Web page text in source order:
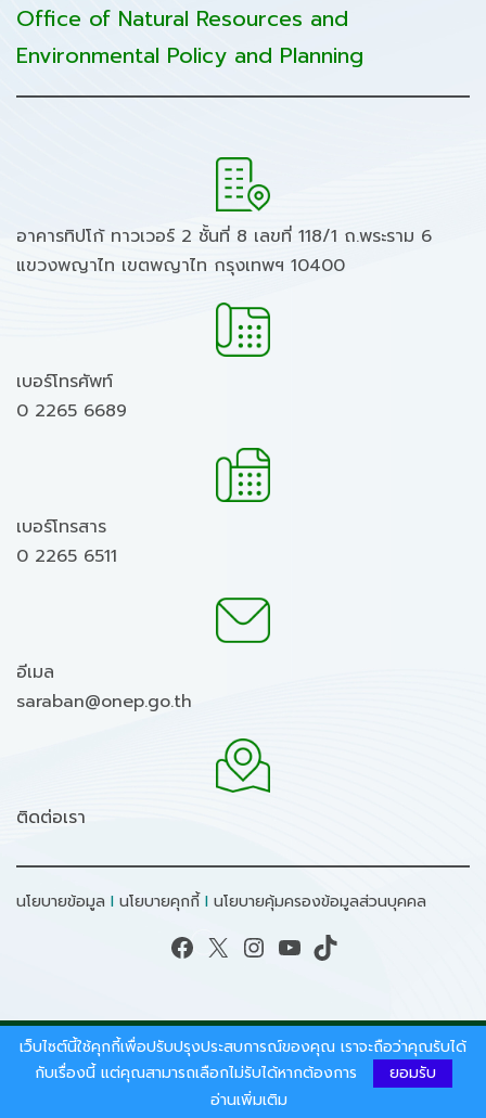
Office of Natural Resources and
Environmental Policy and Planning
อาคารทิปโก้ ทาวเวอร์ 2 ชั้นที่ 8 เลขที่ 118/1 ถ.พระราม 6
แขวงพญาไท เขตพญาไท กรุงเทพฯ 10400
เบอร์โทรศัพท์
0 2265 6689
เบอร์โทรสาร
0 2265 6511
อีเมล
saraban@onep.go.th
ติดต่อเรา
นโยบายข้อมูล I นโยบายคุกกี้ I นโยบายคุ้มครองข้อมูลส่วนบุคคล
Facebook X Instagram YouTube TikTok
สงวนลิขสิทธิ์ © 2026 - สำนักงานนโยบายและแผน
ทรัพยากรธรรมชาติและสิ่งแวดล้อม.
เว็บไซต์นี้ใช้คุกกี้เพื่อปรับปรุงประสบการณ์ของคุณ เราจะถือว่าคุณรับได้
กับเรื่องนี้ แต่คุณสามารถเลือกไม่รับได้หากต้องการ
ยอมรับ
อ่านเพิ่มเติม